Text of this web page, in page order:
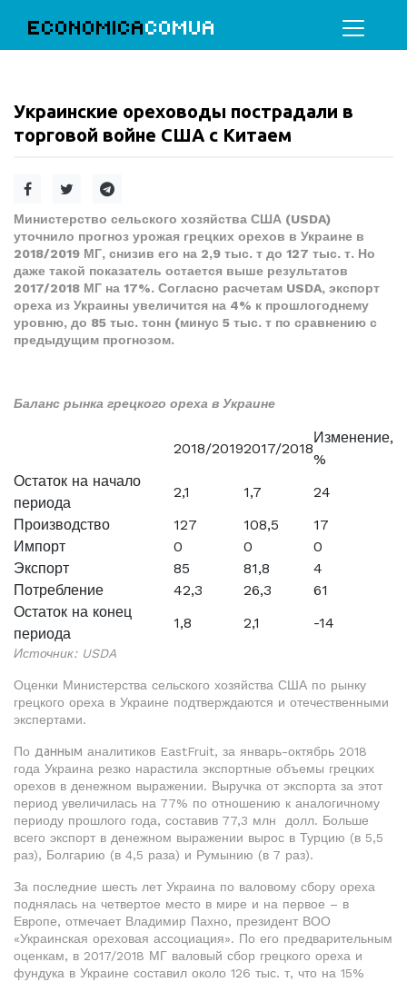
ECONOMICACOMUA
Украинские ореховоды пострадали в
торговой войне США с Китаем
Министерство сельского хозяйства США (USDA)
уточнило прогноз урожая грецких орехов в Украине в
2018/2019 МГ, снизив его на 2,9 тыс. т до 127 тыс. т. Но
даже такой показатель остается выше результатов
2017/2018 МГ на 17%. Согласно расчетам USDA, экспорт
ореха из Украины увеличится на 4% к прошлогоднему
уровню, до 85 тыс. тонн (минус 5 тыс. т по сравнению с
предыдущим прогнозом.
Баланс рынка грецкого ореха в Украине
2018/20192017/2018
Изменение,
%
Остаток на начало
периода
2,1 1,7
24
Производство
127 108,5
17
Импорт
0 0
0
Экспорт
85 81,8
4
Потребление
42,3 26,3
61
Остаток на конец
периода
1,8 2,1 -14
Источник: USDA
Оценки Министерства сельского хозяйства США по рынку
грецкого ореха в Украине подтверждаются и отечественными
экспертами.
По данным аналитиков EastFruit, за январь-октябрь 2018
года Украина резко нарастила экспортные объемы грецких
орехов в денежном выражении. Выручка от экспорта за этот
период увеличилась на 77% по отношению к аналогичному
периоду прошлого года, составив 77,3 млн долл. Больше
всего экспорт в денежном выражении вырос в Турцию (в 5,5
раз), Болгарию (в 4,5 раза) и Румынию (в 7 раз).
За последние шесть лет Украина по валовому сбору ореха
поднялась на четвертое место в мире и на первое – в
Европе, отмечает Владимир Пахно, президент ВОО
«Украинская ореховая ассоциация». По его предварительным
оценкам, в 2017/2018 МГ валовый сбор грецкого ореха и
фундука в Украине составил около 126 тыс. т, что на 15%